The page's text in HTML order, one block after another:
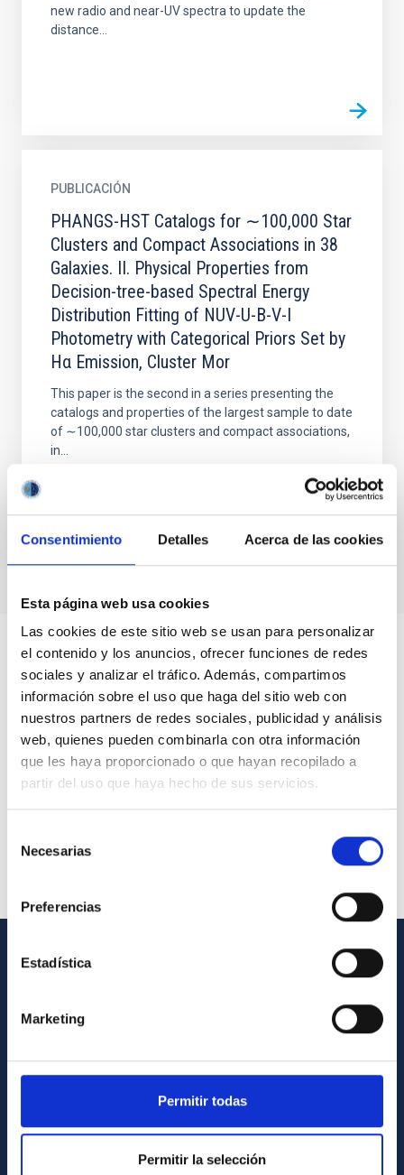
Consentimiento Detalles Acerca de las cookies
Esta página web usa cookies
Las cookies de este sitio web se usan para personalizar
el contenido y los anuncios, ofrecer funciones de redes
sociales y analizar el tráfico. Además, compartimos
información sobre el uso que haga del sitio web con
nuestros partners de redes sociales, publicidad y análisis
web, quienes pueden combinarla con otra información
que les haya proporcionado o que hayan recopilado a
partir del uso que haya hecho de sus servicios.
Necesarias
Preferencias
Estadística
Marketing
Permitir todas
Permitir la selección
new radio and near-UV spectra to update the
distance...
PUBLICACIÓN
PHANGS-HST Catalogs for ∼100,000 Star
Clusters and Compact Associations in 38
Galaxies. II. Physical Properties from
Decision-tree-based Spectral Energy
Distribution Fitting of NUV-U-B-V-I
Photometry with Categorical Priors Set by
Hα Emission, Cluster Mor
This paper is the second in a series presenting the
catalogs and properties of the largest sample to date
of ∼100,000 star clusters and compact associations,
in...
INFORMACIÓN GENERAL
Contacto
Directorio de personal
Registro general